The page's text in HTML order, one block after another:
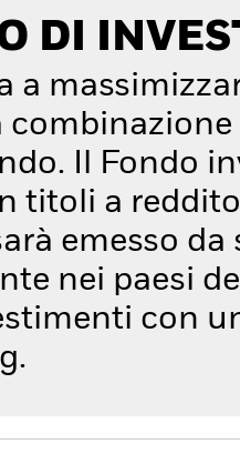
DI
a
Il Fondo
titoli a
emesso
nei paesi
con